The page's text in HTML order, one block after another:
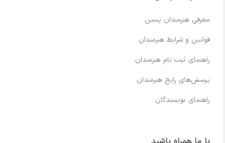
معرفی هنرمندان پسین
قوانین و شرایط هنرمندان
راهنمای ثبت نام هنرمندان
پرسش‌های رایج هنرمندان
راهنمای نویسندگان